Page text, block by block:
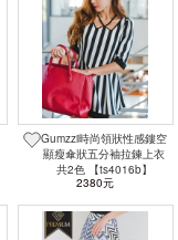
Gumzzi時尚領狀性感鏤空
顯瘦傘狀五分袖拉鍊上衣
共2色 【ts4016b】
2380元